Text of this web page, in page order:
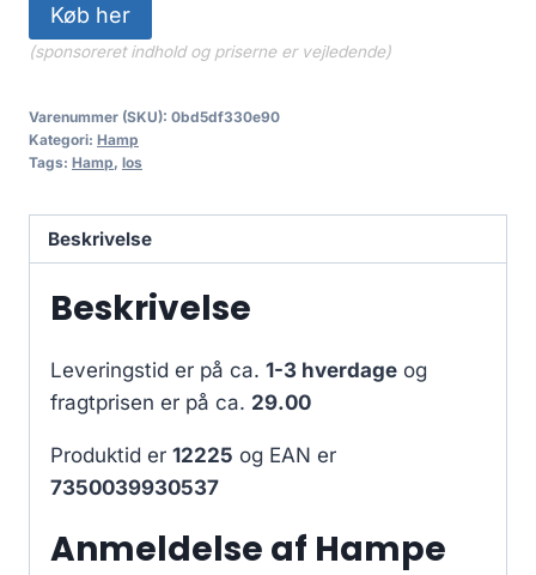
Køb her
(sponsoreret indhold og priserne er vejledende)
Varenummer (SKU): 0bd5df330e90
Kategori: Hamp
Tags: Hamp, los
Beskrivelse
Beskrivelse
Leveringstid er på ca. 1-3 hverdage og
fragtprisen er på ca. 29.00
Produktid er 12225 og EAN er
7350039930537
Anmeldelse af Hampe